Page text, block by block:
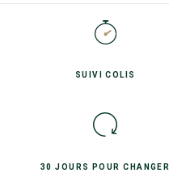
SUIVICOLIS
30 JOURS POURCHANGER